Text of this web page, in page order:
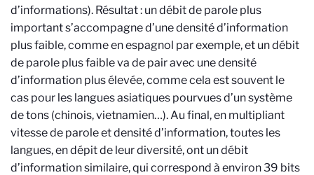
d’informations). Résultat : un débit de parole plus
important s’accompagne d’une densité d’information
plus faible, comme en espagnol par exemple, et un débit
de parole plus faible va de pair avec une densité
d’information plus élevée, comme cela est souvent le
cas pour les langues asiatiques pourvues d’un système
de tons (chinois, vietnamien…). Au final, en multipliant
vitesse de parole et densité d’information, toutes les
langues, en dépit de leur diversité, ont un débit
d’information similaire, qui correspond à environ 39 bits